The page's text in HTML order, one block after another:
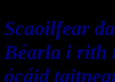
Scaoilfear
Béarla i rith
ócáid